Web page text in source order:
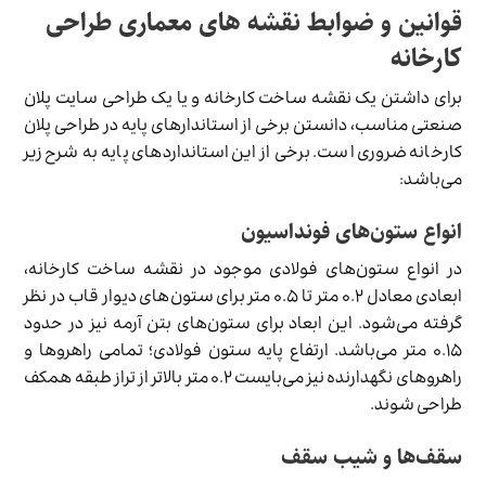
قوانین و ضوابط نقشه های معماری طراحی
کارخانه
برای داشتن یک نقشه ساخت کارخانه و یا یک طراحی سایت پلان
صنعتی مناسب، دانستن برخی از استاندارهای پایه در طراحی پلان
کارخانه ضروری است. برخی از این استانداردهای پایه به شرح زیر
می‌باشد:
انواع ستون‌های فونداسیون
در انواع ستون‌های فولادی موجود در نقشه ساخت کارخانه،
ابعادی معادل ۰.۲ متر تا ۰.۵ متر برای ستون‌های دیوار قاب در نظر
گرفته می‌شود. این ابعاد برای ستون‌های بتن آرمه نیز در حدود
۰.۱۵ متر می‌باشد. ارتفاع پایه ستون فولادی؛ تمامی راهرو‌ها و
راهرو‌های نگهدارنده نیز می‌بایست ۰.۲ متر بالاتر از تراز طبقه همکف
طراحی شوند.
سقف‌ها و شیب سقف